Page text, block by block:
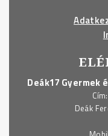
Deák17 Gyermek
Deák